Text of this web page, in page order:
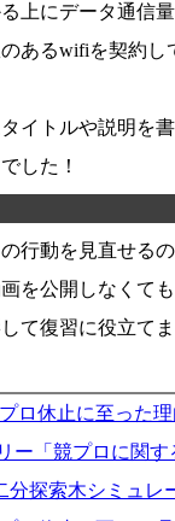
上にデータ通信
あるwifiを契約し
イトルや説明を
した！
行動を見直せる
を公開しなくて
て復習に役立てま
ロ休止に至った
ー「競プロに関す
分探索木シミュレ